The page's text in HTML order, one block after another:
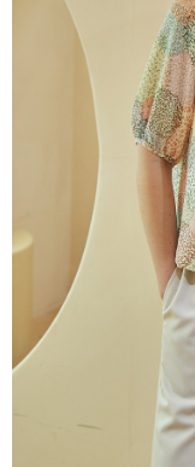
２．關於個人資料處理事
https://aftee.tw/terms/
３．未成年的使用者請
「AFTEE先享後付」，
４．使用「AFTEE先享
時審查核予不同之上限
請求用戶進行身份認證。
５．嚴禁一人註冊多個
恩沛科技股份有限公司